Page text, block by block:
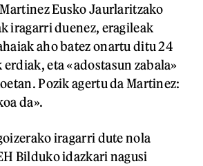
Eusko Jaurlaritzako
iragarri duenez, eragileak
aho batez onartu ditu 24
eta «adostasun zabala»
Pozik agertu da Martinez:
da».
iragarri dute nola
Bilduko idazkari nagusi